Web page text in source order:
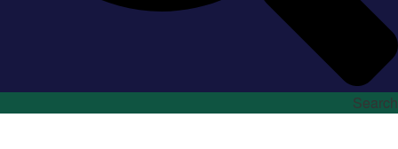
Search